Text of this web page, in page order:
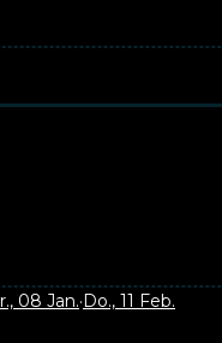
08 Jan.·Do., 11 Feb.